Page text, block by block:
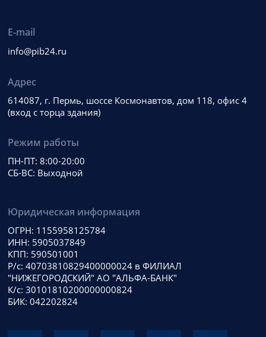
E-mail
info@pib24.ru
Адрес
614087, г. Пермь, шоссе Космонавтов, дом 118, офис 4
(вход с торца здания)
Режим работы
ПН-ПТ: 8:00-20:00
СБ-ВС: Выходной
Юридическая информация
ОГРН: 1155958125784
ИНН: 5905037849
КПП: 590501001
Р/с: 40703810829400000024 в ФИЛИАЛ
"НИЖЕГОРОДСКИЙ" АО "АЛЬФА-БАНК"
К/с: 30101810200000000824
БИК: 042202824